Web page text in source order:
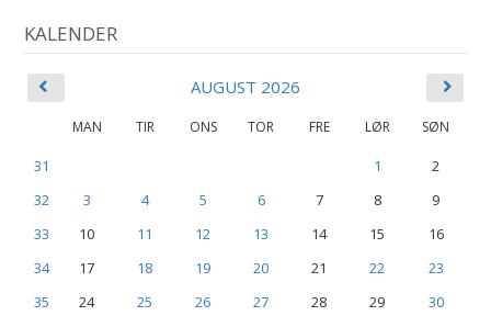
KALENDER
AUGUST 2026
MAN TIR ONS TOR FRE LØR SØN
31 1
2
32
3 4 5 6 7 8
9
33
10 11 12 13 14 15
16
34
17 18 19 20 21 22
23
35
24 25 26 27 28 29
30